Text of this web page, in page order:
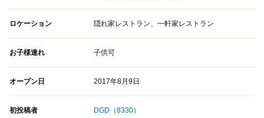
ロケーション 隠れ家レストラン、一軒家レストラン
お子様連れ 子供可
オープン日 2017年8月9日
初投稿者 DGD （8330）